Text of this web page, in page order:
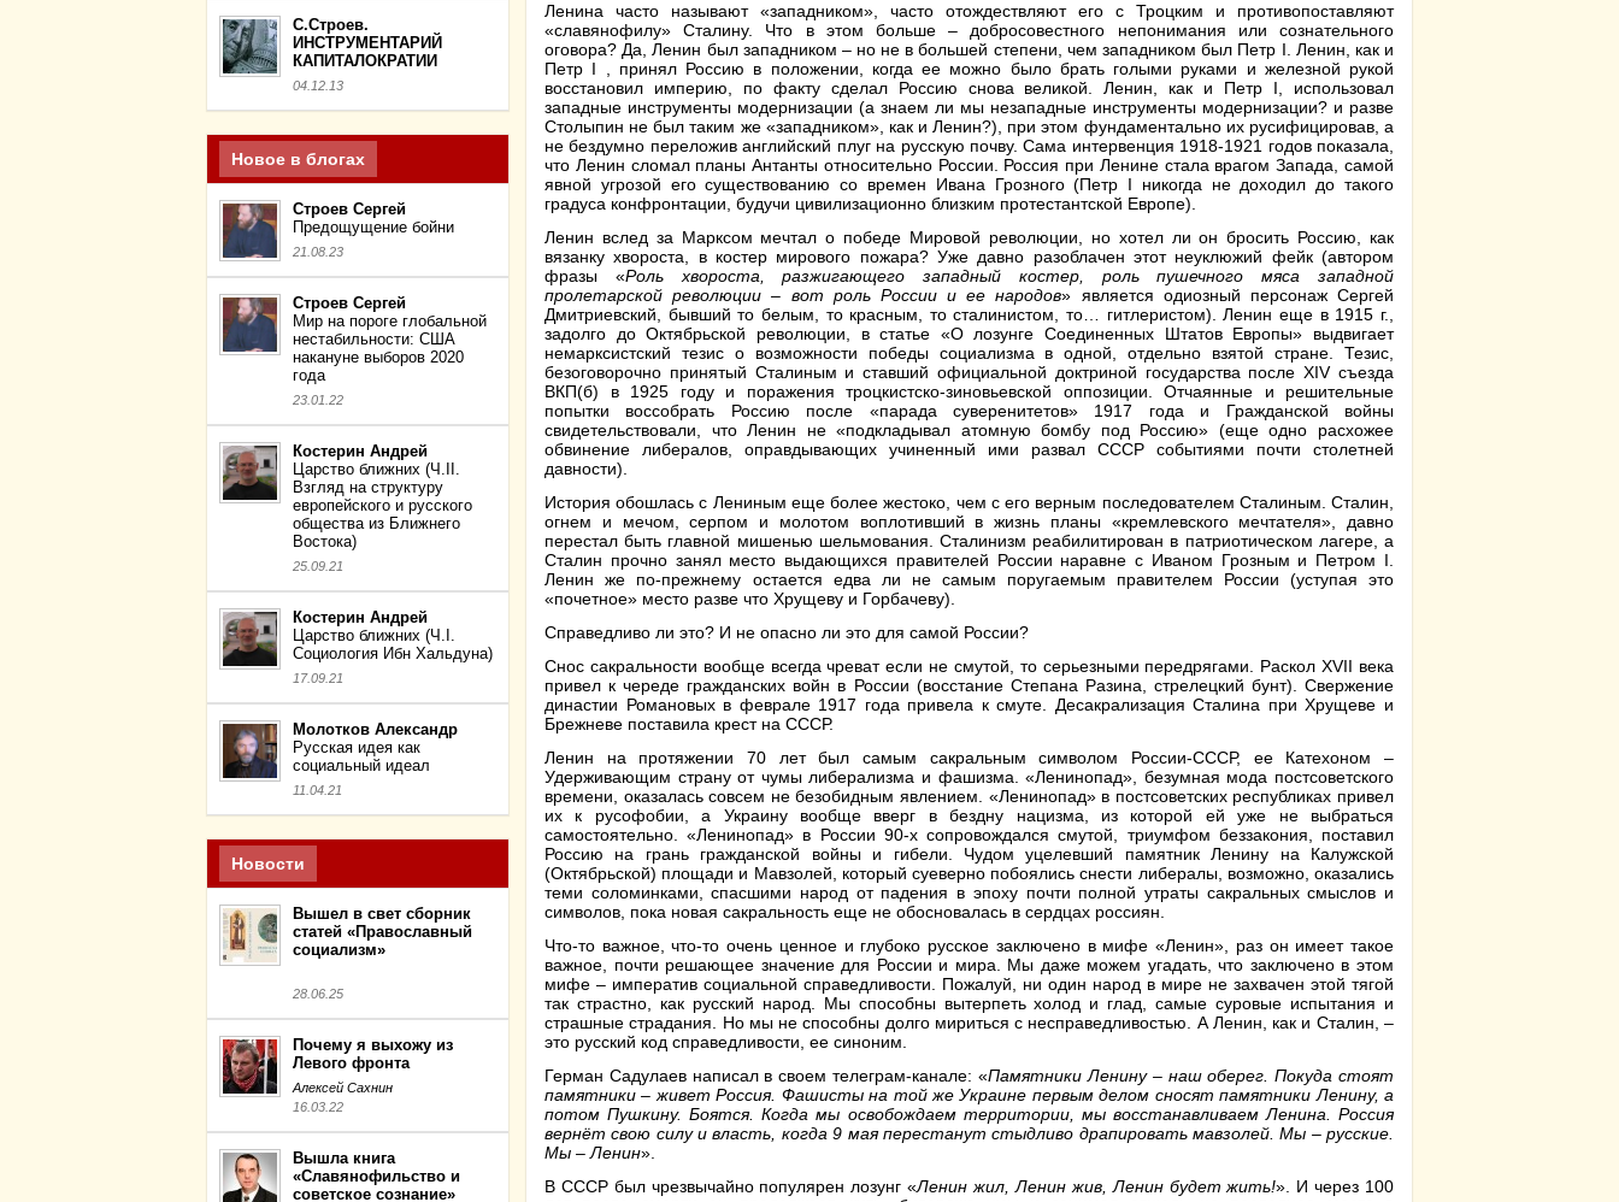
С.Строев.
ИНСТРУМЕНТАРИЙ
КАПИТАЛОКРАТИИ
04.12.13
Новое в блогах
Строев Сергей
Предощущение бойни
21.08.23
Строев Сергей
Мир на пороге глобальной
нестабильности: США
накануне выборов 2020
года
23.01.22
Костерин Андрей
Царство ближних (Ч.II.
Взгляд на структуру
европейского и русского
общества из Ближнего
Востока)
25.09.21
Костерин Андрей
Царство ближних (Ч.I.
Социология Ибн Хальдуна)
17.09.21
Молотков Александр
Русская идея как
социальный идеал
11.04.21
Новости
Вышел в свет сборник
статей «Православный
социализм»
28.06.25
Почему я выхожу из
Левого фронта
Алексей Сахнин
16.03.22
Вышла книга
«Славянофильство и
советское сознание»
Ленина часто называют «западником», часто отождествляют его с Троцким и противопоставляют
«славянофилу» Сталину. Что в этом больше – добросовестного непонимания или сознательного
оговора? Да, Ленин был западником – но не в большей степени, чем западником был Петр I. Ленин, как и
Петр I , принял Россию в положении, когда ее можно было брать голыми руками и железной рукой
восстановил империю, по факту сделал Россию снова великой. Ленин, как и Петр I, использовал
западные инструменты модернизации (а знаем ли мы незападные инструменты модернизации? и разве
Столыпин не был таким же «западником», как и Ленин?), при этом фундаментально их русифицировав, а
не бездумно переложив английский плуг на русскую почву. Сама интервенция 1918-1921 годов показала,
что Ленин сломал планы Антанты относительно России. Россия при Ленине стала врагом Запада, самой
явной угрозой его существованию со времен Ивана Грозного (Петр I никогда не доходил до такого
градуса конфронтации, будучи цивилизационно близким протестантской Европе).
Ленин вслед за Марксом мечтал о победе Мировой революции, но хотел ли он бросить Россию, как
вязанку хвороста, в костер мирового пожара? Уже давно разоблачен этот неуклюжий фейк (автором
фразы «Роль хвороста, разжигающего западный костер, роль пушечного мяса западной
пролетарской революции – вот роль России и ее народов» является одиозный персонаж Сергей
Дмитриевский, бывший то белым, то красным, то сталинистом, то… гитлеристом). Ленин еще в 1915 г.,
задолго до Октябрьской революции, в статье «О лозунге Соединенных Штатов Европы» выдвигает
немарксистский тезис о возможности победы социализма в одной, отдельно взятой стране. Тезис,
безоговорочно принятый Сталиным и ставший официальной доктриной государства после XIV съезда
ВКП(б) в 1925 году и поражения троцкистско-зиновьевской оппозиции. Отчаянные и решительные
попытки воссобрать Россию после «парада суверенитетов» 1917 года и Гражданской войны
свидетельствовали, что Ленин не «подкладывал атомную бомбу под Россию» (еще одно расхожее
обвинение либералов, оправдывающих учиненный ими развал СССР событиями почти столетней
давности).
История обошлась с Лениным еще более жестоко, чем с его верным последователем Сталиным. Сталин,
огнем и мечом, серпом и молотом воплотивший в жизнь планы «кремлевского мечтателя», давно
перестал быть главной мишенью шельмования. Сталинизм реабилитирован в патриотическом лагере, а
Сталин прочно занял место выдающихся правителей России наравне с Иваном Грозным и Петром I.
Ленин же по-прежнему остается едва ли не самым поругаемым правителем России (уступая это
«почетное» место разве что Хрущеву и Горбачеву).
Справедливо ли это? И не опасно ли это для самой России?
Снос сакральности вообще всегда чреват если не смутой, то серьезными передрягами. Раскол XVII века
привел к череде гражданских войн в России (восстание Степана Разина, стрелецкий бунт). Свержение
династии Романовых в феврале 1917 года привела к смуте. Десакрализация Сталина при Хрущеве и
Брежневе поставила крест на СССР.
Ленин на протяжении 70 лет был самым сакральным символом России-СССР, ее Катехоном –
Удерживающим страну от чумы либерализма и фашизма. «Ленинопад», безумная мода постсоветского
времени, оказалась совсем не безобидным явлением. «Ленинопад» в постсоветских республиках привел
их к русофобии, а Украину вообще вверг в бездну нацизма, из которой ей уже не выбраться
самостоятельно. «Ленинопад» в России 90-х сопровождался смутой, триумфом беззакония, поставил
Россию на грань гражданской войны и гибели. Чудом уцелевший памятник Ленину на Калужской
(Октябрьской) площади и Мавзолей, который суеверно побоялись снести либералы, возможно, оказались
теми соломинками, спасшими народ от падения в эпоху почти полной утраты сакральных смыслов и
символов, пока новая сакральность еще не обосновалась в сердцах россиян.
Что-то важное, что-то очень ценное и глубоко русское заключено в мифе «Ленин», раз он имеет такое
важное, почти решающее значение для России и мира. Мы даже можем угадать, что заключено в этом
мифе – императив социальной справедливости. Пожалуй, ни один народ в мире не захвачен этой тягой
так страстно, как русский народ. Мы способны вытерпеть холод и глад, самые суровые испытания и
страшные страдания. Но мы не способны долго мириться с несправедливостью. А Ленин, как и Сталин, –
это русский код справедливости, ее синоним.
Герман Садулаев написал в своем телеграм-канале: «Памятники Ленину – наш оберег. Покуда стоят
памятники – живет Россия. Фашисты на той же Украине первым делом сносят памятники Ленину, а
потом Пушкину. Боятся. Когда мы освобождаем территории, мы восстанавливаем Ленина. Россия
вернёт свою силу и власть, когда 9 мая перестанут стыдливо драпировать мавзолей. Мы – русские.
Мы – Ленин».
В СССР был чрезвычайно популярен лозунг «Ленин жил, Ленин жив, Ленин будет жить!». И через 100